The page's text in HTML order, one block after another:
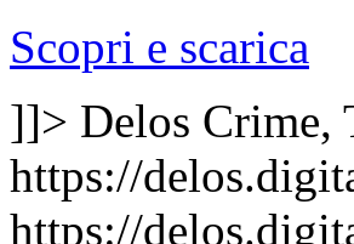
Scopri e scarica
]]> Delos Crime,
https://
https://